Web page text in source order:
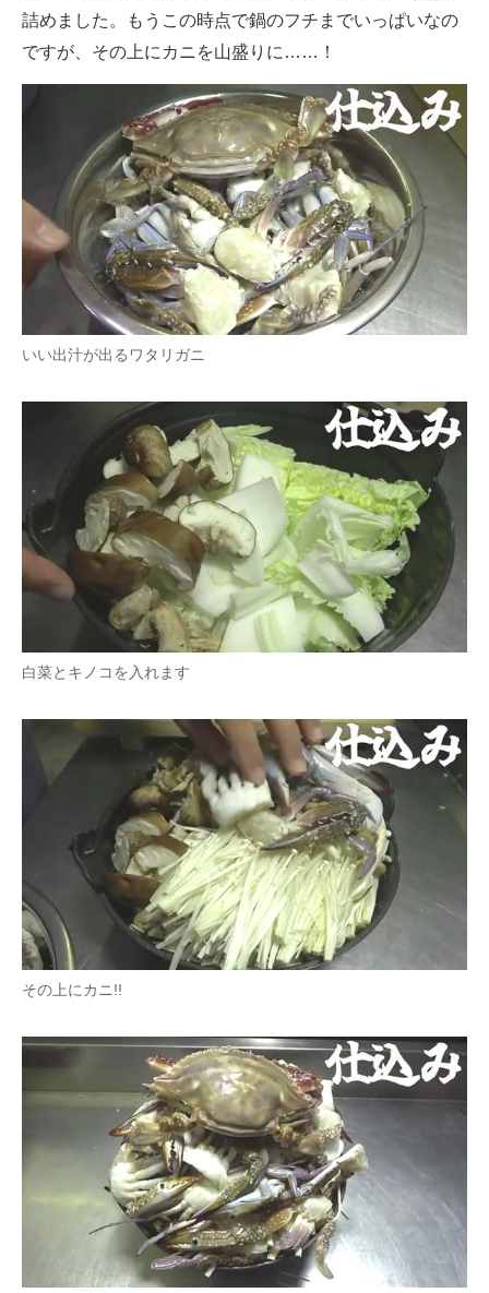
詰めました。もうこの時点で鍋のフチまでいっぱいなの
ですが、その上にカニを山盛りに……！
いい出汁が出るワタリガニ
白菜とキノコを入れます
その上にカニ!!